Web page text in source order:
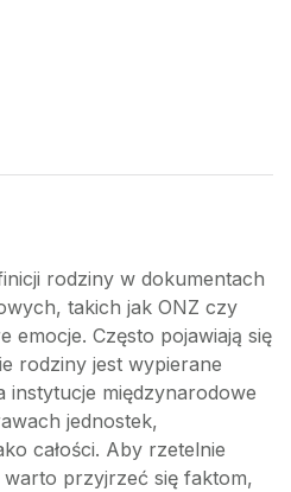
rodziny w dokumentach
takich jak ONZ czy
emocje. Często pojawiają się
rodziny jest wypierane
międzynarodowe
jednostek,
całości. Aby rzetelnie
przyjrzeć się faktom,